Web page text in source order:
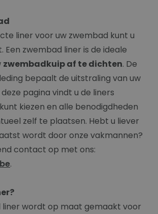
liner voor uw zwembad kunt u
Een zwembad liner is de ideale
zwembadkuip af te dichten. De
bepaalt de uitstraling van uw
pagina vindt u de liners
kiezen en alle benodigdheden
zelf te plaatsen. Hebt u liever
wordt door onze vakmannen?
contact op met ons:
.
liner wordt op maat gemaakt voor